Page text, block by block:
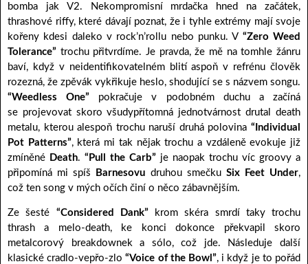
bomba jak V2. Nekompromisní mrdačka hned na začátek,
thrashové riffy, které dávají poznat, že i tyhle extrémy mají svoje
kořeny kdesi daleko v rock’n’rollu nebo punku. V “Zero Weed
Tolerance” trochu přitvrdíme. Je pravda, že mě na tomhle žánru
baví, když v neidentifikovatelném blití aspoň v refrénu člověk
rozezná, že zpěvák vykřikuje heslo, shodující se s názvem songu.
“Weedless One” pokračuje v podobném duchu a začíná
se projevovat skoro všudypřítomná jednotvárnost drutal death
metalu, kterou alespoň trochu naruší druhá polovina “Individual
Pot Patterns”, která mi tak nějak trochu a vzdáleně evokuje již
zmíněné Death. “Pull the Carb” je naopak trochu víc groovy a
připomíná mi spíš
Barnesovu druhou smečku Six Feet Under,
což ten song v mých očích činí o něco zábavnějším.
Ze šesté “Considered Dank”krom skéra smrdí taky trochu
thrash a melo-death, ke konci dokonce překvapil skoro
metalcorový breakdownek a sólo, což jde. Následuje další
klasické cradlo-vepřo-zlo“Voice of the Bowl”, i když je to pořád